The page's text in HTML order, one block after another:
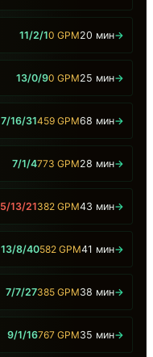
11/2/10 GPM20 мин→
13/0/90 GPM25 мин→
7/16/31459 GPM68 мин→
7/1/4773 GPM28 мин→
5/13/21382 GPM43 мин→
13/8/40582 GPM41 мин→
7/7/27385 GPM38 мин→
9/1/16767 GPM35 мин→